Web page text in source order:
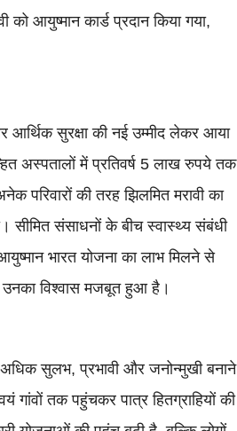
आयुष्मान कार्ड प्रदान किया गया,
सुरक्षा की नई उम्मीद लेकर आया
अस्पतालों में प्रतिवर्ष 5 लाख रुपये तक
परिवारों की तरह झिलमित मरावी का
सीमित संसाधनों के बीच स्वास्थ्य संबंधी
भारत योजना का लाभ मिलने से
उनका विश्वास मजबूत हुआ है।
सुलभ, प्रभावी और जनोन्मुखी बनाने
गांवों तक पहुंचकर पात्र हितग्राहियों की